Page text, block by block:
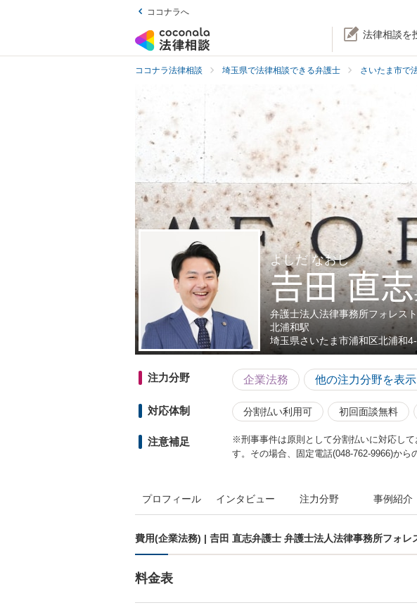
ココナラへ
法律相談を
ココナラ法律相談 埼玉県で法律相談できる弁護士 さいたま市で
よしだ なおし
𠮷田 直志
弁護士法人法律事務所フォレスト
北浦和駅
埼玉県さいたま市浦和区北浦和
注力分野 企業法務 他の注力分野を表示
対応体制 分割払い利用可 初回面談無料
注意補足
※刑事事件は原則として分割払いに対応し
す。その場合、固定電話(048-762-9966)から
プロフィール インタビュー 注力分野 事例紹介
費用(企業法務) | 𠮷田 直志弁護士 弁護士法人法律事務所フォレ
料金表